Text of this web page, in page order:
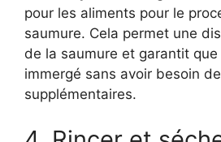
pour les aliments pour le
saumure. Cela permet une
de la saumure et garantit
immergé sans avoir besoin
supplémentaires.